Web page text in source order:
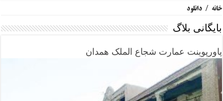
خانه / دانلود
بایگانی بلاگ
پاورپوینت عمارت شجاع الملک همدان